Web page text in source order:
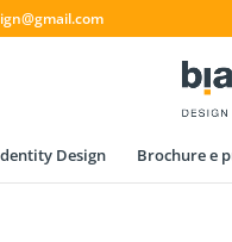
Design Brochure e